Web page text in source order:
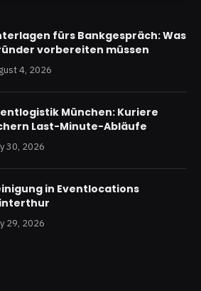
fürs Bankgespräch: Was
vorbereiten müssen
4, 2026
München: Kuriere
Last-Minute-Abläufe
30, 2026
in Eventlocations
29, 2026